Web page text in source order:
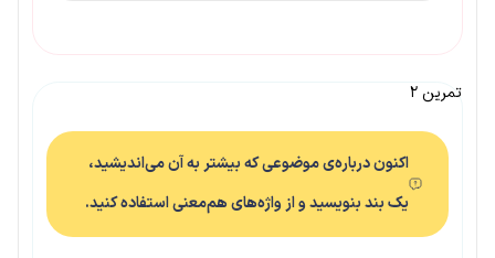
تمرین ۲
اکنون درباره‌ی موضوعی که بیشتر به آن می‌اندیشید،
یک بند بنویسید و از واژه‌های هم‌معنی استفاده کنید.